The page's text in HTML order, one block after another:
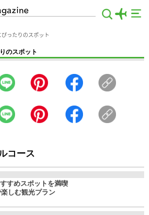
ったりのスポット
のスポット
しいですよね。両国は相撲や博物館などの歴史を楽しめ
話題の観光スポットがあり仲良しの女友達との旅行にピ
コース
すめスポットを満喫
しむ観光プラン